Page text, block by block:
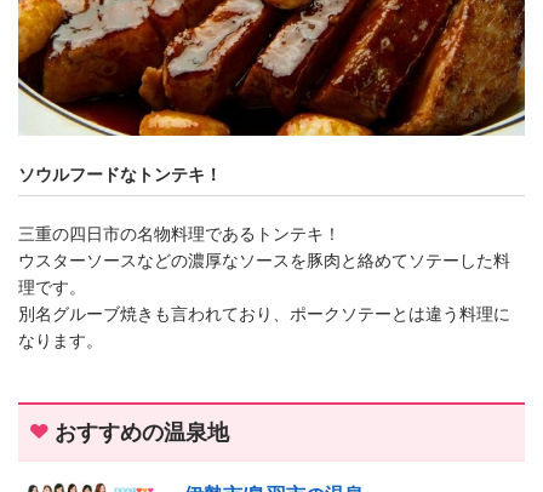
ソウルフードなトンテキ！
三重の四日市の名物料理であるトンテキ！
ウスターソースなどの濃厚なソースを豚肉と絡めてソテーした料
理です。
別名グルーブ焼きも言われており、ポークソテーとは違う料理に
なります。
おすすめの温泉地